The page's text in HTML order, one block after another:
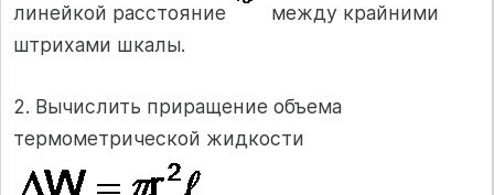
линейкой расстояние
между крайними
штрихами шкалы.
2. Вычислить приращение объема
термометрической жидкости